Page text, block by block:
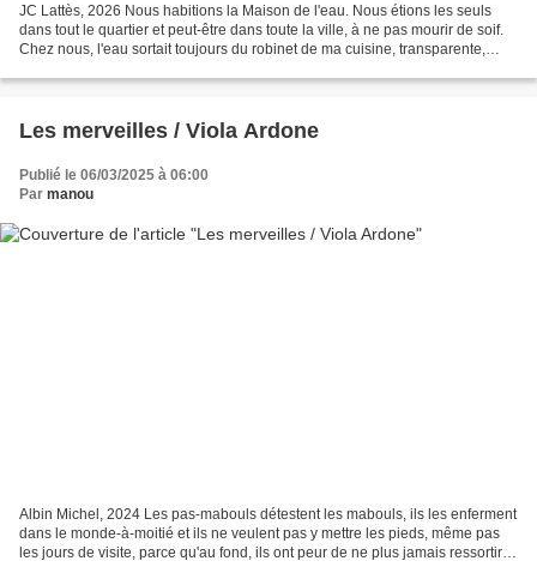
JC Lattès, 2026 Nous habitions la Maison de l'eau. Nous étions les seuls
dans tout le quartier et peut-être dans toute la ville, à ne pas mourir de soif.
Chez nous, l'eau sortait toujours du robinet de ma cuisine, transparente,
Les merveilles / Viola Ardone
Publié le 06/03/2025 à 06:00
Par manou
Albin Michel, 2024 Les pas-mabouls détestent les mabouls, ils les enferment
dans le monde-à-moitié et ils ne veulent pas y mettre les pieds, même pas
les jours de visite, parce qu'au fond, ils ont peur de ne plus jamais ressortir.